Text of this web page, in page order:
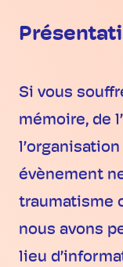
Si vous
mémoire, de
évènement
traumatisme
nous avons
lieu